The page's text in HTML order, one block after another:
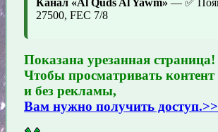
27500, FEC 7/8
Показана урезанная страница!
Чтобы просматривать
и без рекламы,
Вам нужно получить